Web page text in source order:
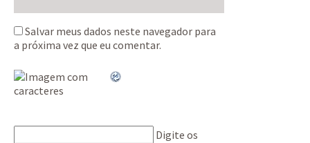
Salvar meus dados neste navegador para
a próxima vez que eu comentar.
Digite os